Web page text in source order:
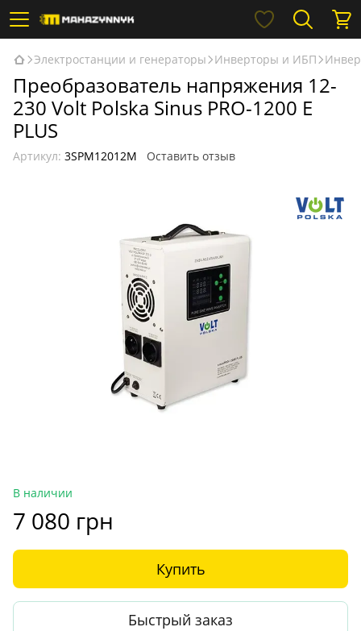
Электростанции и генераторы Инверторы и ИБП
Преобразователь напряжения 12-
230 Volt Polska Sinus PRO-1200 E
PLUS
Артикул: 3SPM12012M Оставить отзыв
В наличии
7 080 грн
Купить
Быстрый заказ